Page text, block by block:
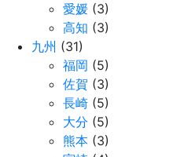
愛媛 (3)
高知 (3)
九州 (31)
福岡 (5)
佐賀 (3)
長崎 (5)
大分 (5)
熊本 (3)